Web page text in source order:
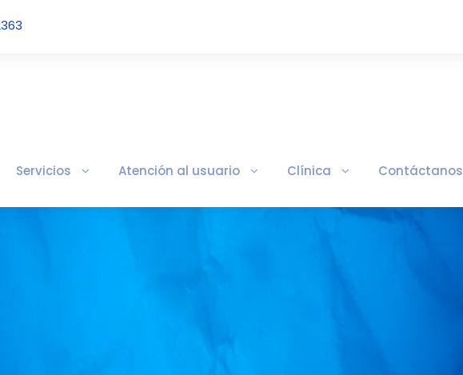
Servicios Atención al usuario Clínica Contáctanos